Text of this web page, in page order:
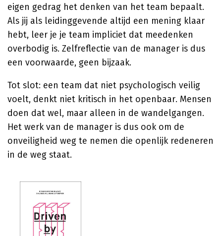
eigen gedrag het denken van het team bepaalt.
Als jij als leidinggevende altijd een mening klaar
hebt, leer je je team impliciet dat meedenken
overbodig is. Zelfreflectie van de manager is dus
een voorwaarde, geen bijzaak.
Tot slot: een team dat niet psychologisch veilig
voelt, denkt niet kritisch in het openbaar. Mensen
doen dat wel, maar alleen in de wandelgangen.
Het werk van de manager is dus ook om de
onveiligheid weg te nemen die openlijk redeneren
in de weg staat.